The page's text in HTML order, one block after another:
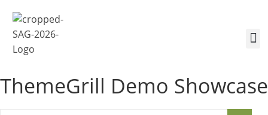
ThemeGrill Demo Showcase